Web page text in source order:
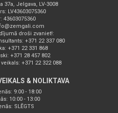
37a, Jelgava, LV-3008
LV43603075360
43603075360
droši zvaniet!:
+371 22 337 080
+371 22 331 868
+371 28 457 802
+371 22 322 088
& NOLIKTAVA
9:00 - 18:00
10:00 - 13:00
SLĒGTS